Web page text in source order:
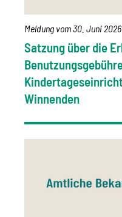
Meldung vom30. Juni 2026
Satzung über die
Winnenden